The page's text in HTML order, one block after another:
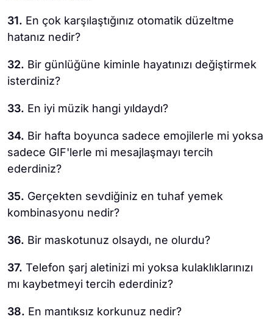
31. En çok karşılaştığınız otomatik düzeltme
hatanız nedir?
32. Bir günlüğüne kiminle hayatınızı değiştirmek
isterdiniz?
33. En iyi müzik hangi yıldaydı?
34. Bir hafta boyunca sadece emojilerle mi yoksa
sadece GIF'lerle mi mesajlaşmayı tercih
ederdiniz?
35. Gerçekten sevdiğiniz en tuhaf yemek
kombinasyonu nedir?
36. Bir maskotunuz olsaydı, ne olurdu?
37. Telefon şarj aletinizi mi yoksa kulaklıklarınızı
mı kaybetmeyi tercih ederdiniz?
38. En mantıksız korkunuz nedir?